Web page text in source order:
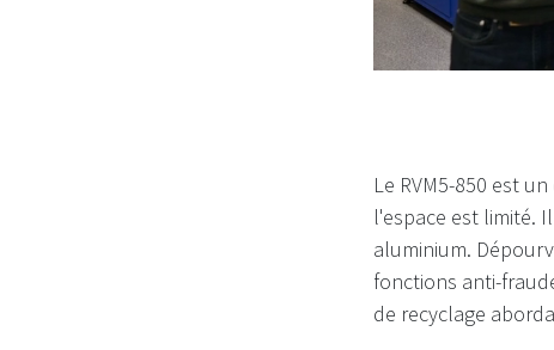
Le RVM5-850 est
l'espace est limité.
aluminium.
fonctions anti-
de recyclage